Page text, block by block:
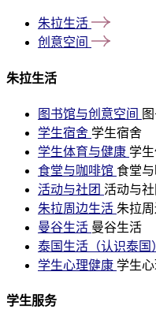
朱拉生活
创意空间
朱拉生活
图书馆与创意空间
学生宿舍 学生宿舍
学生体育与健康 学
食堂与咖啡馆 食堂
活动与社团 活动与社
朱拉周边生活 朱拉
曼谷生活 曼谷生活
泰国生活（认识泰国
学生心理健康 学生
学生服务